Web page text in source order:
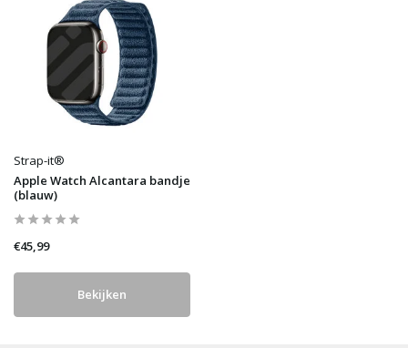
Strap-it®
Apple Watch Alcantara bandje
(blauw)
€45,99
Bekijken